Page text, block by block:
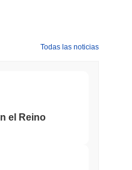
Todas las noticias
el Reino